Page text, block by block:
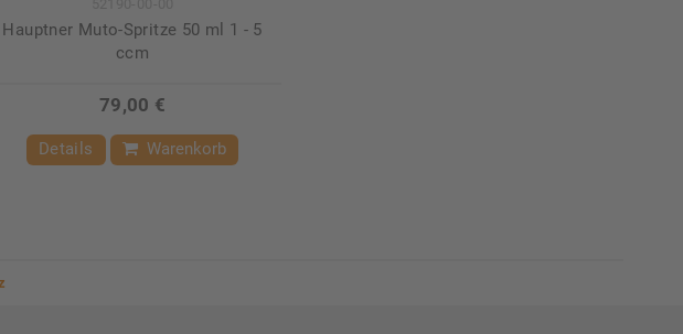
Hauptner Muto-Spritze 50 ml 1 - 5
ccm
79,00 €
Details Warenkorb